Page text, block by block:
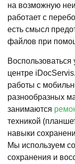
на возможную
работает с
есть смысл
файлов при
центре
работы с
разнообразных
занимаются
техникой
навыки
Мы используем
сохранения и